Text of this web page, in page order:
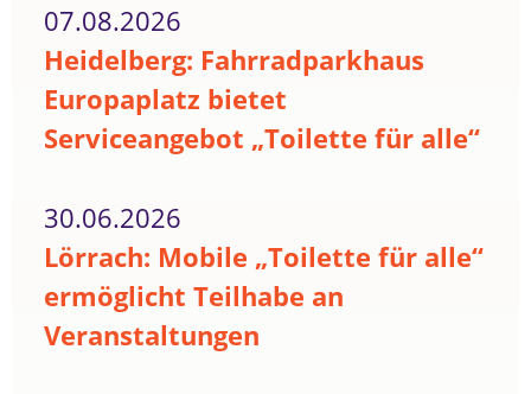
07.08.2026
Heidelberg: Fahrradparkhaus
Europaplatz bietet
Serviceangebot „Toilette für alle“
30.06.2026
Lörrach: Mobile „Toilette für alle“
ermöglicht Teilhabe an
Veranstaltungen